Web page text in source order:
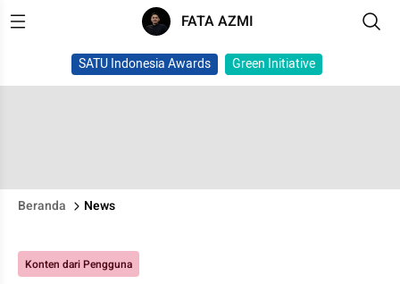
FATA AZMI
SATU Indonesia Awards Green Initiative
Beranda News
Konten dari Pengguna